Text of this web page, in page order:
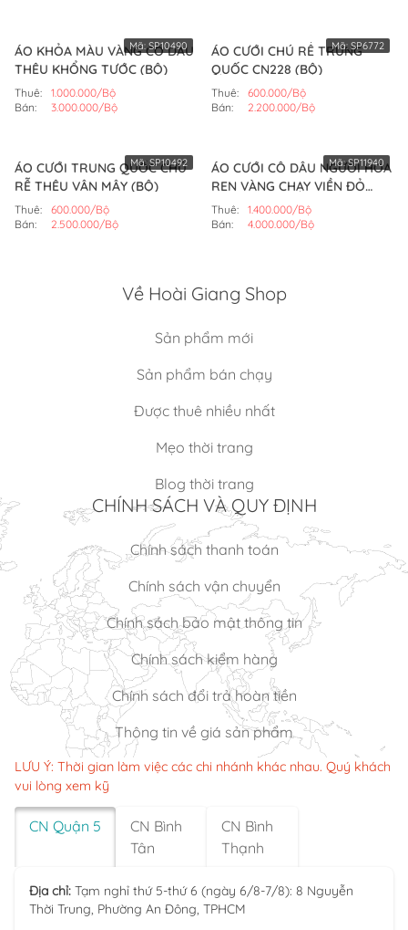
ÁO KHỎA MÀU VÀNG CÔ DÂU
THÊU KHỔNG TƯỚC (BỘ)
Thuê:
1.000.000/Bộ
Bán:
3.000.000/Bộ
Mã:SP10490
ÁO CƯỚI CHÚ RỂ TRUNG
QUỐC CN228 (BỘ)
Thuê:
600.000/Bộ
Bán:
2.200.000/Bộ
Mã: SP6772
ÁO CƯỚI TRUNG QUỐC CHÚ
RỄ THÊU VÂN MÂY (BỘ)
Thuê:
600.000/Bộ
Bán:
2.500.000/Bộ
Mã:SP10492
ÁO CƯỚI CÔ DÂU NGƯỜI HOA
REN VÀNG CHẠY VIỀN ĐỎ
(BỘ)
Thuê:
1.400.000/Bộ
Bán:
4.000.000/Bộ
Mã:SP11940
Về Hoài Giang Shop
Sản phẩm mới
Sản phẩm bán chạy
Được thuê nhiều nhất
Mẹo thời trang
Blog thời trang
CHÍNH SÁCH VÀ QUY ĐỊNH
Chính sách thanh toán
Chính sách vận chuyển
Chính sách bảo mật thông tin
Chính sách kiểm hàng
Chính sách đổi trả hoàn tiền
Thông tin về giá sản phẩm
LƯU Ý: Thời gian làm việc các chi nhánh khác nhau. Quý khách
vui lòng xem kỹ
CN Quận 5
CN Bình
Tân
CN Bình
Thạnh
Địa chỉ: Tạm nghỉ thứ 5-thứ 6 (ngày 6/8-7/8): 8 Nguyễn
Thời Trung, Phường An Đông, TPHCM